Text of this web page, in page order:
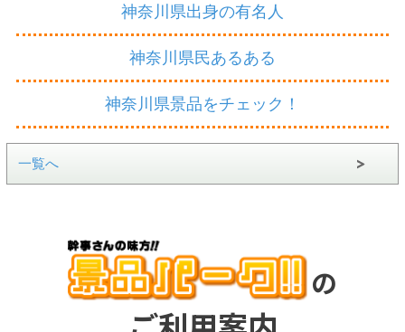
神奈川県出身の有名人
神奈川県民あるある
神奈川県景品をチェック！
一覧へ
の